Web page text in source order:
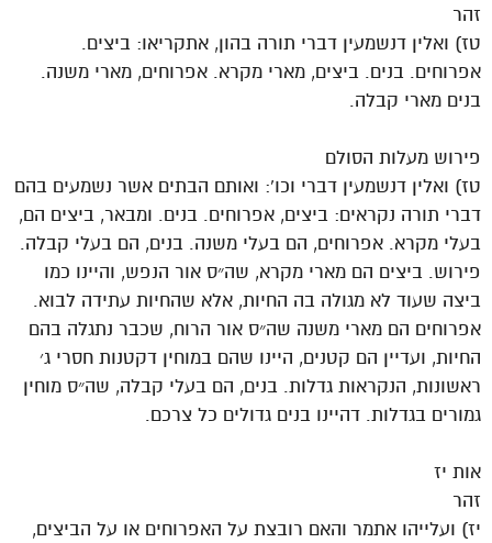
זהר
טז) ואלין דנשמעין דברי תורה בהון, אתקריאו: ביצים.
אפרוחים. בנים. ביצים, מארי מקרא. אפרוחים, מארי משנה.
בנים מארי קבלה.
פירוש מעלות הסולם
טז) ואלין דנשמעין דברי וכו’: ואותם הבתים אשר נשמעים בהם
דברי תורה נקראים: ביצים, אפרוחים. בנים. ומבאר, ביצים הם,
בעלי מקרא. אפרוחים, הם בעלי משנה. בנים, הם בעלי קבלה.
פירוש. ביצים הם מארי מקרא, שה״ס אור הנפש, והיינו כמו
ביצה שעוד לא מגולה בה החיות, אלא שהחיות עתידה לבוא.
אפרוחים הם מארי משנה שה״ס אור הרוח, שכבר נתגלה בהם
החיות, ועדיין הם קטנים, היינו שהם במוחין דקטנות חסרי ג׳
ראשונות, הנקראות גדלות. בנים, הם בעלי קבלה, שה״ס מוחין
גמורים בגדלות. דהיינו בנים גדולים כל צרכם.
אות יז
זהר
יז) ועלייהו אתמר והאם רובצת על האפרוחים או על הביצים,